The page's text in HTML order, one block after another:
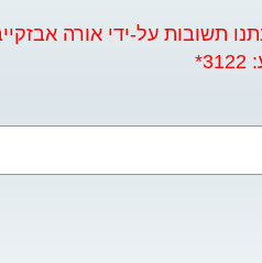
תשובות על-ידי אורה